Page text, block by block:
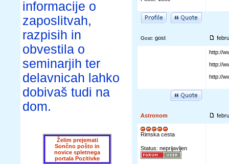
informacije o
zaposlitvah,
razpisih in
obvestila o
seminarjih ter
delavnicah lahko
dobivaš tudi na
dom.
Želim prejemati
Sončno pošto in
novice spletnega
portala Pozitivke
Gost: gost
http://
http://
http://
Astronom
Rimska cesta
Status: neprijavljen